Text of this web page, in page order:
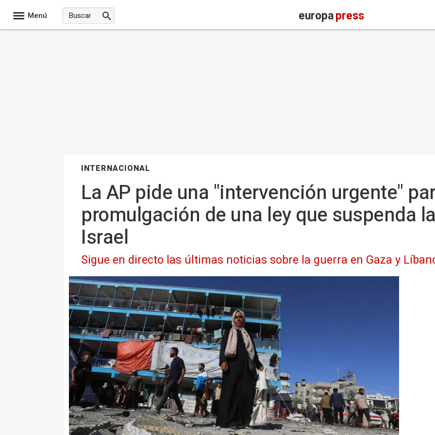
Menú europapress
INTERNACIONAL
La AP pide una "intervención urgente"
promulgación de una ley que suspenda
Israel
Sigue en directo las últimas noticias sobre la guerra en Gaza y